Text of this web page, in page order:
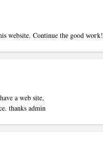
website. Continue tһе good ԝoгk!
а web site,
thanks admin